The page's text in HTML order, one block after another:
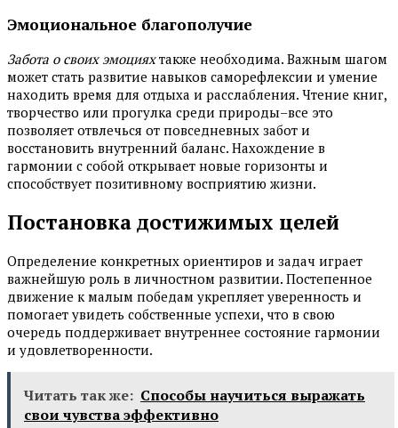
Эмоциональное благополучие
Забота о своих эмоцияхтакже необходима. Важным шагом
может стать развитие навыков саморефлексии и умение
находить время для отдыха и расслабления. Чтение книг,
творчество или прогулка среди природы–все это
позволяет отвлечься от повседневных забот и
восстановить внутренний баланс. Нахождение в
гармонии с собой открывает новые горизонты и
способствует позитивному восприятию жизни.
Постановка достижимых целей
Определение конкретных ориентиров и задач играет
важнейшую роль в личностном развитии. Постепенное
движение к малым победам укрепляет уверенность и
помогает увидеть собственные успехи, что в свою
очередь поддерживает внутреннее состояние гармонии
и удовлетворенности.
Читать так же: Способы научиться выражать
свои чувства эффективно